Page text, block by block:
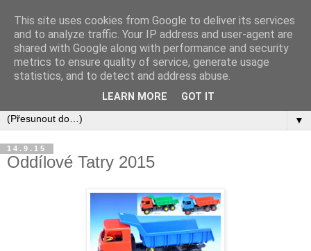
▼
14.9.15
Oddílové Tatry 2015
This site uses cookies from Google to deliver its services
and to analyze traffic. Your IP address and user-agent are
shared with Google along with performance and security
metrics to ensure quality of service, generate usage
statistics, and to detect and address abuse.
LEARN MORE GOT IT